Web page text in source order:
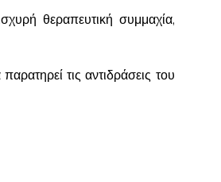
θεραπευτική συμμαχία,
τις αντιδράσεις του